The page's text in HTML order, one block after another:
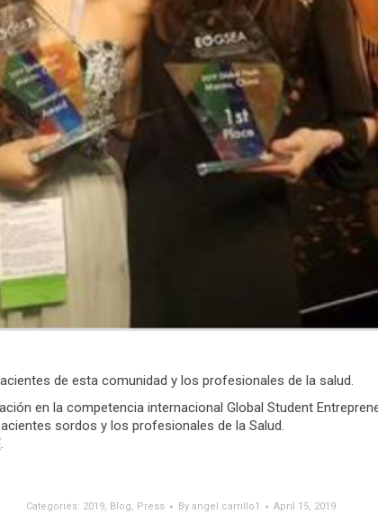
de esta comunidad y los profesionales de la salud.
en la competencia internacional Global Student
sordos y los profesionales de la Salud.
.
Categories: 2019, Blog, Press By angel.carrillo1 April 15, 2019